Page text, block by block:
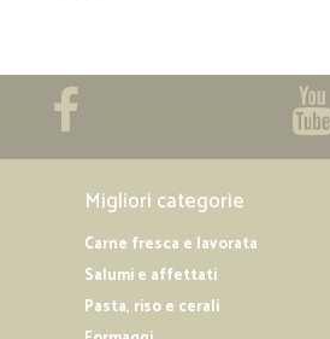
—Marilina A.
Prodotto arrivato nei tempi
—Christian D.
Tutto perfetto.
Tutto perfetto.
Migliori categorie
Carne fresca e lavorata
Salumi e affettati
Pasta, riso e cerali